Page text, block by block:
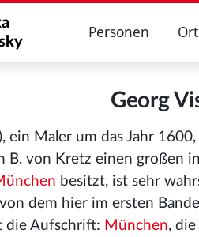
Personen
Georg
ein Maler um das Jahr
B. von Kretz einen großen
besitzt, ist sehr
dem hier im ersten
die Aufschrift: München,